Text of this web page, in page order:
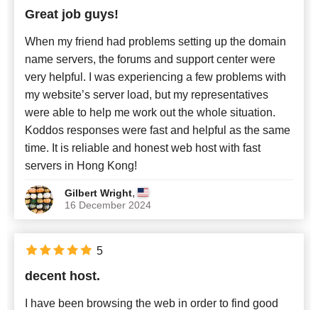
Great job guys!
When my friend had problems setting up the domain
name servers, the forums and support center were
very helpful. I was experiencing a few problems with
my website’s server load, but my representatives
were able to help me work out the whole situation.
Koddos responses were fast and helpful as the same
time. It is reliable and honest web host with fast
servers in Hong Kong!
Gilbert Wright,
16 December 2024
decent host.
I have been browsing the web in order to find good
5